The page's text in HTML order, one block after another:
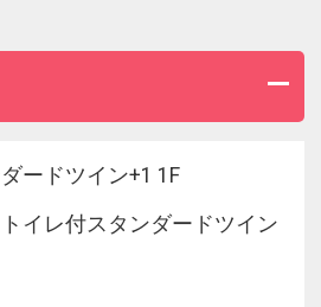
望できる宿泊者専用ラウンジ
リンク・コーヒーを無料でお
ードツイン+1 1F
イレ付スタンダードツイン